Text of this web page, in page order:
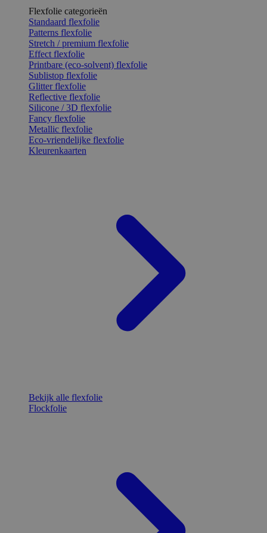
Flexfolie categorieën
Standaard flexfolie
Patterns flexfolie
Stretch / premium flexfolie
Effect flexfolie
Printbare (eco-solvent) flexfolie
Sublistop flexfolie
Glitter flexfolie
Reflective flexfolie
Silicone / 3D flexfolie
Fancy flexfolie
Metallic flexfolie
Eco-vriendelijke flexfolie
Kleurenkaarten
Bekijk alle flexfolie
Flockfolie